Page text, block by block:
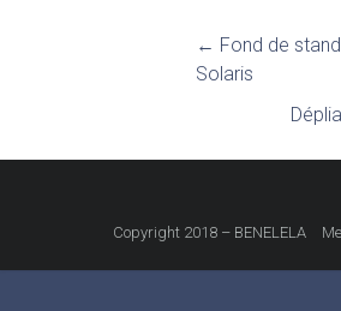
← Fond de
Solaris
Copyright 2018 – BENELELA